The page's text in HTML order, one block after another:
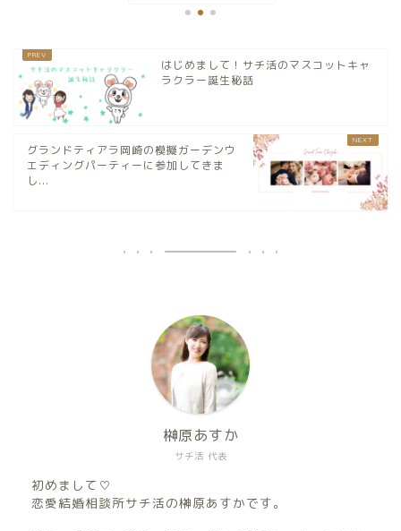
はじめまして！サチ活のマスコットキャ
ラクラー誕生秘話
グランドティアラ岡崎の模擬ガーデンウ
エディングパーティーに参加してきま
し...
サチ活 代表
榊原あすか
初めまして♡
恋愛結婚相談所サチ活の榊原あすかです。